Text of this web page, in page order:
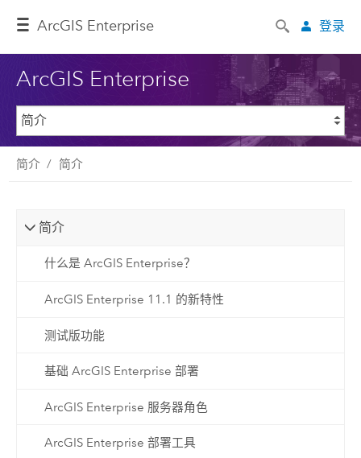
ArcGIS Enterprise 登录
ArcGIS Enterprise
简介 简介
简介
什么是 ArcGIS Enterprise？
ArcGIS Enterprise 11.1 的新特性
测试版功能
基础 ArcGIS Enterprise 部署
ArcGIS Enterprise 服务器角色
ArcGIS Enterprise 部署工具